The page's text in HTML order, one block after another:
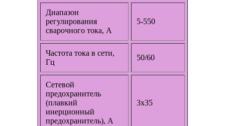
Диапазон
регулирования
сварочного тока, А
5-550
Частота тока в сети,
Гц
50/60
Сетевой
предохранитель
(плавкий
инерционный
предохранитель), А
3х35